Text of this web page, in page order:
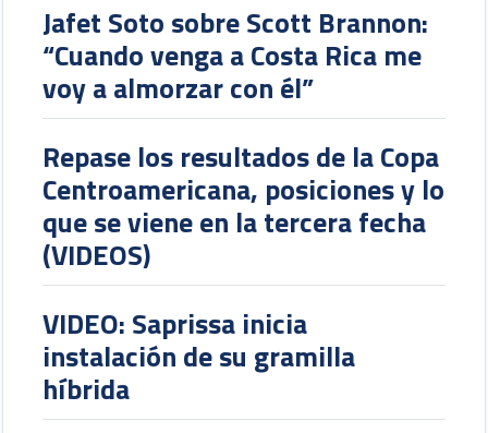
Jafet Soto sobre Scott Brannon:
“Cuando venga a Costa Rica me
voy a almorzar con él”
Repase los resultados de la Copa
Centroamericana, posiciones y lo
que se viene en la tercera fecha
(VIDEOS)
VIDEO: Saprissa inicia
instalación de su gramilla
híbrida